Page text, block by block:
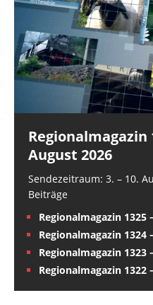
Regionalmagazin
August 2026
Sendezeitraum: 3. – 10.
Beiträge
Regionalmagazin 1325
Regionalmagazin 1324
Regionalmagazin 1323
Regionalmagazin 1322